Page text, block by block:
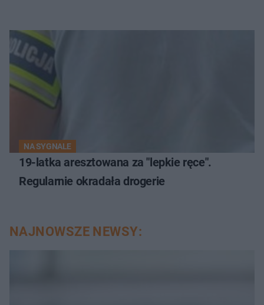
NA SYGNALE
19-latka aresztowana za "lepkie ręce".
Regularnie okradała drogerie
NAJNOWSZE NEWSY: